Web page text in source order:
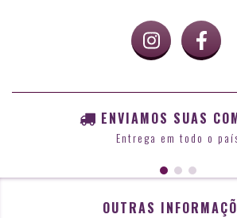
ENVIAMOS SUAS
Entrega em todo o
OUTRAS